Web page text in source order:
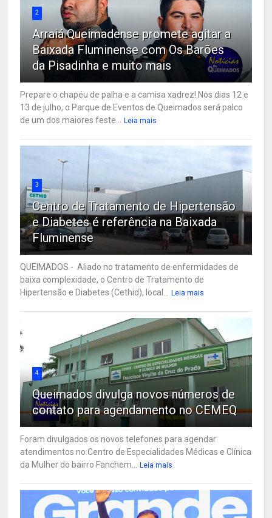
2
Arraiá Queimadense promete agitar a
Baixada Fluminense com Os Barões
da Pisadinha e muito mais
Prepare o chapéu de palha e a camisa xadrez! Nos dias 12 e
13 de julho, o Parque de Eventos de Queimados será palco
de um dos maiores feste...
Leia mais
3
Centro de Tratamento de Hipertensão
e Diabetes é referência na Baixada
Fluminense
QUEIMADOS - Aliado no tratamento de enfermidades de
baixa complexidade, o Centro de Tratamento de
Hipertensão e Diabetes (Cethid), local...
Leia mais
4
Queimados divulga novos números de
contato para agendamento no CEMEQ
Foram divulgados os novos telefones para agendar
atendimentos no Centro de Especialidades Médicas e Clínica
da Mulher do bairro Fanchem...
Leia mais